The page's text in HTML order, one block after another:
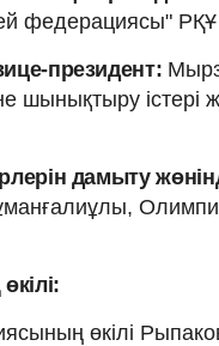
федерациясы" РҚҰ
президент:
істері
дамыту
өкілі